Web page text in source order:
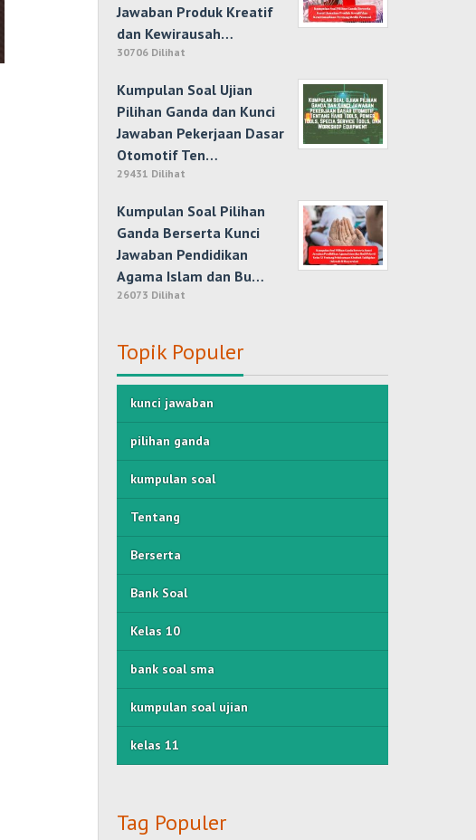
Jawaban Produk Kreatif
dan Kewirausah…
30706 Dilihat
Kumpulan Soal Ujian
Pilihan Ganda dan Kunci
Jawaban Pekerjaan Dasar
Otomotif Ten…
29431 Dilihat
Kumpulan Soal Pilihan
Ganda Berserta Kunci
Jawaban Pendidikan
Agama Islam dan Bu…
26073 Dilihat
Topik Populer
kunci jawaban
pilihan ganda
kumpulan soal
Tentang
Berserta
Bank Soal
Kelas 10
bank soal sma
kumpulan soal ujian
kelas 11
Tag Populer